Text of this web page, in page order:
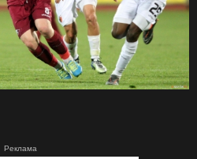
Реклама